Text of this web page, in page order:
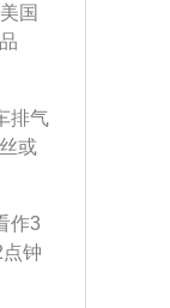
国
这
排气
或
果
措
的
将
东
作3
钟
住